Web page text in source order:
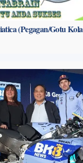
(Pegagan/Gotu